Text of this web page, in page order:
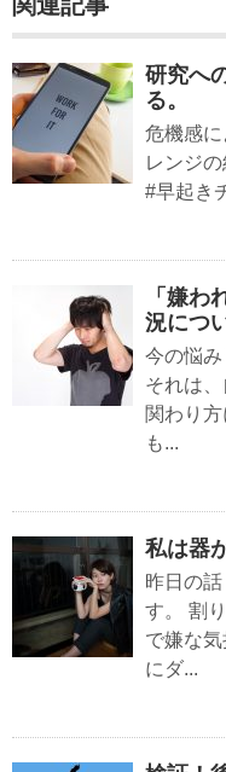
研究へ
る。
危機感
レンジ
#早起き
「嫌わ
況につ
今の悩み
それは
関わり
も...
私は器
昨日の
す。 割
で嫌な
にダ...